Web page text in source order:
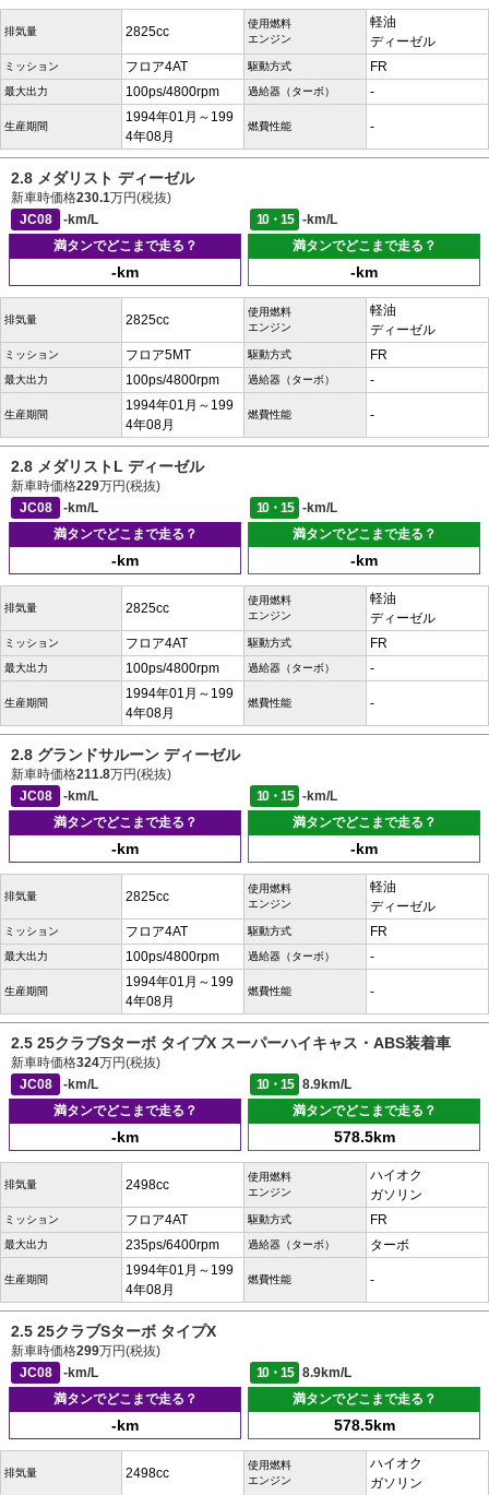
排気量 2825cc
使用燃料
エンジン
軽油
ディーゼル
ミッション フロア4AT 駆動方式 FR
最大出力 100ps/4800rpm 過給器（ターボ） -
生産期間
1994年01月～199
4年08月
燃費性能 -
2.8 メダリスト ディーゼル
新車時価格230.1万円(税抜)
JC08
-km/L 10・15
-km/L
満タンでどこまで走る？
-km
満タンでどこまで走る？
-km
排気量 2825cc
使用燃料
エンジン
軽油
ディーゼル
ミッション フロア5MT 駆動方式 FR
最大出力 100ps/4800rpm 過給器（ターボ） -
生産期間
1994年01月～199
4年08月
燃費性能 -
2.8 メダリストL ディーゼル
新車時価格229万円(税抜)
JC08
-km/L 10・15
-km/L
満タンでどこまで走る？
-km
満タンでどこまで走る？
-km
排気量 2825cc
使用燃料
エンジン
軽油
ディーゼル
ミッション フロア4AT 駆動方式 FR
最大出力 100ps/4800rpm 過給器（ターボ） -
生産期間
1994年01月～199
4年08月
燃費性能 -
2.8 グランドサルーン ディーゼル
新車時価格211.8万円(税抜)
JC08
-km/L 10・15
-km/L
満タンでどこまで走る？
-km
満タンでどこまで走る？
-km
排気量 2825cc
使用燃料
エンジン
軽油
ディーゼル
ミッション フロア4AT 駆動方式 FR
最大出力 100ps/4800rpm 過給器（ターボ） -
生産期間
1994年01月～199
4年08月
燃費性能 -
2.5 25クラブSターボ タイプX スーパーハイキャス・ABS装着車
新車時価格324万円(税抜)
JC08
-km/L 10・15
8.9km/L
満タンでどこまで走る？
-km
満タンでどこまで走る？
578.5km
排気量 2498cc
使用燃料
エンジン
ハイオク
ガソリン
ミッション フロア4AT 駆動方式 FR
最大出力 235ps/6400rpm 過給器（ターボ） ターボ
生産期間
1994年01月～199
4年08月
燃費性能 -
2.5 25クラブSターボ タイプX
新車時価格299万円(税抜)
JC08
-km/L 10・15
8.9km/L
満タンでどこまで走る？
-km
満タンでどこまで走る？
578.5km
排気量 2498cc
使用燃料
エンジン
ハイオク
ガソリン